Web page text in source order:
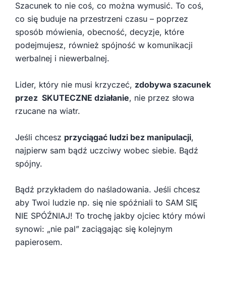
Szacunek to nie coś, co można wymusić. To coś,
co się buduje na przestrzeni czasu – poprzez
sposób mówienia, obecność, decyzje, które
podejmujesz, również spójność w komunikacji
werbalnej i niewerbalnej.
Lider, który nie musi krzyczeć, zdobywa szacunek
przez SKUTECZNE działanie, nie przez słowa
rzucane na wiatr.
Jeśli chcesz przyciągać ludzi bez manipulacji,
najpierw sam bądź uczciwy wobec siebie. Bądź
spójny.
Bądź przykładem do naśladowania. Jeśli chcesz
aby Twoi ludzie np. się nie spóźniali to SAM SIĘ
NIE SPÓŹNIAJ! To trochę jakby ojciec który mówi
synowi: „nie pal” zaciągając się kolejnym
papierosem.